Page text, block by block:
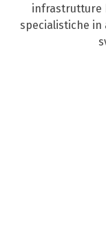
infrastrutture
specialistiche in